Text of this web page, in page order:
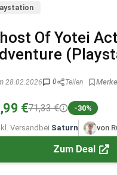
Of Yotei
28.02.2026 0 Teilen
€71,33 € -30%
Versand bei Saturn von
Zum Deal